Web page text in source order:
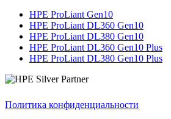
HPE ProLiant Gen10
HPE ProLiant DL360 Gen10
HPE ProLiant DL380 Gen10
HPE ProLiant DL360 Gen10 Plus
HPE ProLiant DL380 Gen10 Plus
Политика конфиденциальности